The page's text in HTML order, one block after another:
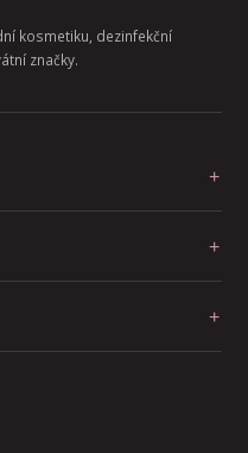
kosmetiku, dezinfekční
značky.